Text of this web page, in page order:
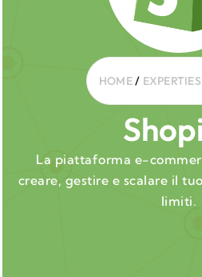
HOME/ EXPERTIES
La piattaforma e-
creare, gestire e scalare il
limiti.